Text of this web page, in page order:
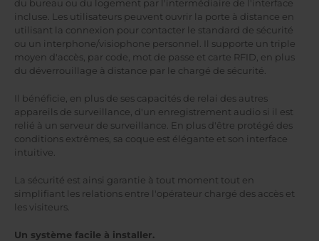
du bureau ou du logement par l'intermédiaire de l'interface
incluse. Les utilisateurs peuvent ouvrir la porte à distance en
utilisant la connexion pour contacter le standard de sécurité
ou un interphone/visiophone personnel. Il supporte un triple
moyen d'accès, par code, mot de passe et carte RFID, en plus
du déverrouillage à distance par le chargé de sécurité.
Il bénéficie, en plus de ses capacités de relai des autres
appareils de surveillance, d'un enregistrement audio si il est
relié à un serveur de surveillance. En plus d'être protégé des
conditions extrêmes, sa coque est élégante et son interface
intuitive.
La sécurité est ainsi garantie à tout moment tout en
simplifiant les relations entre l'opérateur chargé des accès et
les visiteurs.
Un système facile à installer.